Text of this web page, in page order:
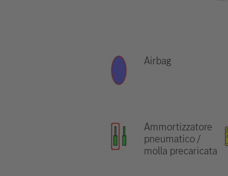
Airbag
Ammortizzatore
pneumatico /
molla precaricata